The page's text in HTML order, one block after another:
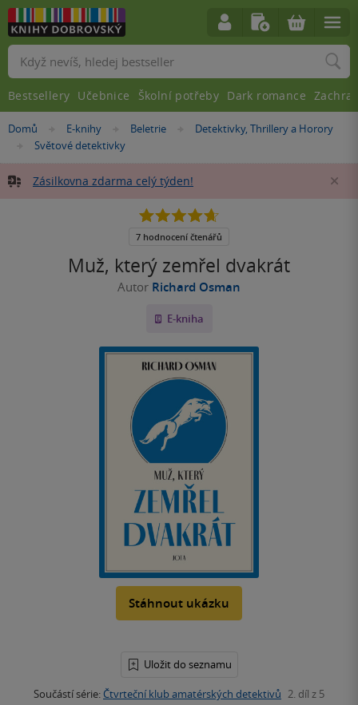
Nacházíte
Domů »E-knihy »Beletrie »
Detektivky, Thrillery a Horory
»
Světové detektivky
Zásilkovna zdarma celý týden!
Muž, který zemřel dvakrát
Autor Richard Osman
E-kniha
Stáhnout ukázku
Uložit do seznamu
Součástí série: Čtvrteční klub amatérských detektivů 2. díl z 5
4.7
5
7 hodnocení čtenářů
Vyhledávání
Bestsellery Učebnice Školní potřeby Dark romance